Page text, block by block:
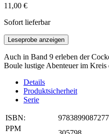
11,00 €
Sofort lieferbar
Leseprobe anzeigen
Auch in Band 9 erleben der
Boule lustige Abenteuer im Kreis
Details
Produktsicherheit
Serie
ISBN:
9783899087277
PPM